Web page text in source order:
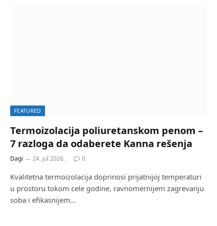
FEATURED
Termoizolacija poliuretanskom penom –
7 razloga da odaberete Kanna rešenja
Dagi 24. jul 2026. 0
Kvalitetna termoizolacija doprinosi prijatnijoj temperaturi
u prostoru tokom cele godine, ravnomernijem zagrevanju
soba i efikasnijem…